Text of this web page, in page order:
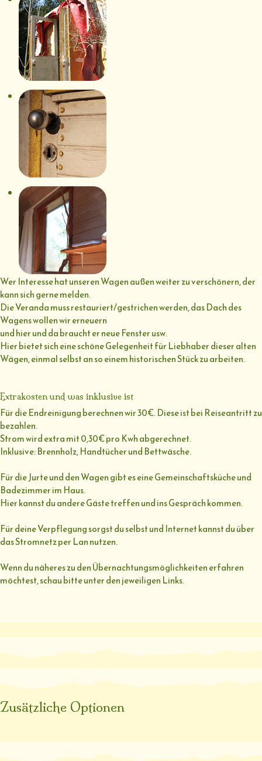
Wer Interesse hat unseren Wagen außen weiter zu verschönern, der
kann sich gerne melden.
Die Veranda muss restauriert/gestrichen werden, das Dach des
Wagens wollen wir erneuern
und hier und da braucht er neue Fenster usw.
Hier bietet sich eine schöne Gelegenheit für Liebhaber dieser alten
Wägen, einmal selbst an so einem historischen Stück zu arbeiten.
Extrakosten und was inklusive ist
Für die Endreinigung berechnen wir 30€. Diese ist bei Reiseantritt zu
bezahlen.
Strom wird extra mit 0,30€ pro Kwh abgerechnet.
Inklusive: Brennholz, Handtücher und Bettwäsche.
Für die Jurte und den Wagen gibt es eine Gemeinschaftsküche und
Badezimmer im Haus.
Hier kannst du andere Gäste treffen und ins Gespräch kommen.
Für deine Verpflegung sorgst du selbst und Internet kannst du über
das Stromnetz per Lan nutzen.
Wenn du näheres zu den Übernachtungsmöglichkeiten erfahren
möchtest, schau bitte unter den jeweiligen Links.
Zusätzliche Optionen